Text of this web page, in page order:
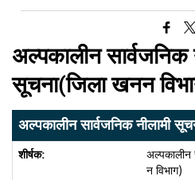
अल्पकालीन सार्वजनिक
सूचना(जिला खनन
अल्पकालीन सार्वजनिक नीलामी
अल्पकालीन
न विभाग)